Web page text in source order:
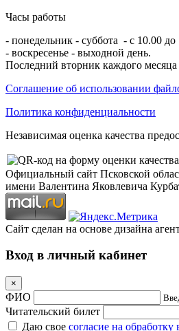
Часы работы
- понедельник - суббота - с 10.00 до
- воскресенье - выходной день.
Последний вторник каждого
Соглашение об использовании
Политика конфиденциальности
Независимая оценка качества
Официальный сайт Псковской
имени Валентина Яковлевича
Сайт сделан на основе дизайна
Вход в личный кабинет
×
ФИО
Читательский билет
Даю свое согласие на